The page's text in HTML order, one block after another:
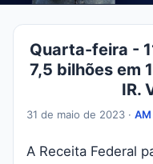
Quarta-feira -
7,5 bilhões em
IR.
31 de maio de 2023 · AM
A Receita Federal